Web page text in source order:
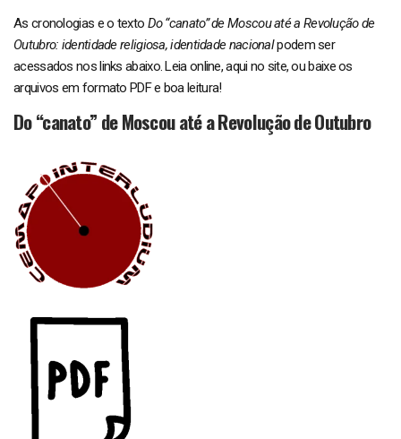
As cronologias e o texto Do “canato” de Moscou até a Revolução de
Outubro: identidade religiosa, identidade nacionalpodem ser
acessados nos links abaixo. Leia online, aqui no site, ou baixe os
arquivos em formato PDF e boa leitura!
Do “canato” de Moscou até a Revolução de Outubro